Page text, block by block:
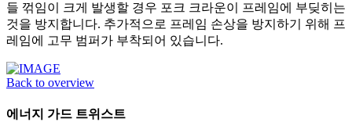
들 꺾임이 크게 발생할 경우 포크 크라운이 프레임에 부딪히는
것을 방지합니다. 추가적으로 프레임 손상을 방지하기 위해 프
레임에 고무 범퍼가 부착되어 있습니다.
Back to overview
에너지 가드 트위스트